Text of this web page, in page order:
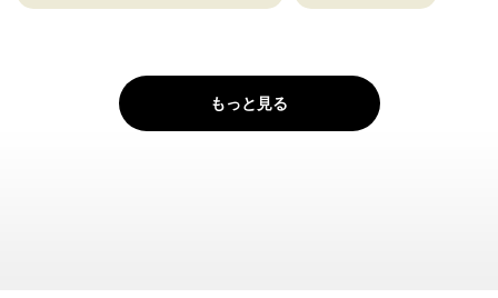
もっと見る